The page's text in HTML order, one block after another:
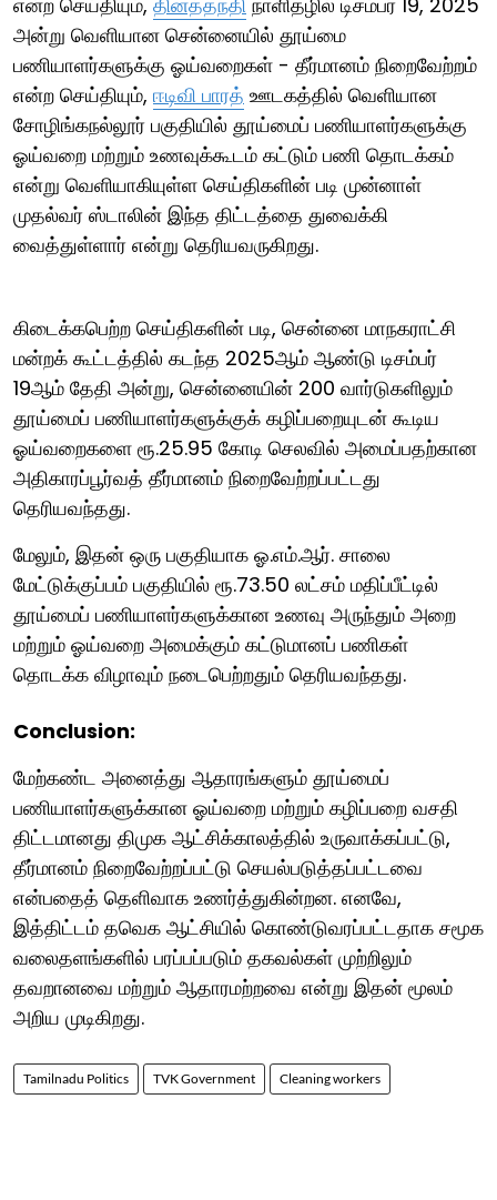
அன்று வெளியான சென்னையில் தூய்மை
பணியாளர்களுக்கு ஓய்வறைகள் - தீர்மானம் நிறைவேற்றம்
என்ற செய்தியும், ஈடிவி பாரத் ஊடகத்தில் வெளியான
சோழிங்கநல்லூர் பகுதியில் தூய்மைப் பணியாளர்களுக்கு
ஓய்வறை மற்றும் உணவுக்கூடம் கட்டும் பணி தொடக்கம்
என்று வெளியாகியுள்ள செய்திகளின் படி முன்னாள்
முதல்வர் ஸ்டாலின் இந்த திட்டத்தை துவைக்கி
வைத்துள்ளார் என்று தெரியவருகிறது.
கிடைக்கபெற்ற செய்திகளின் படி, சென்னை மாநகராட்சி
மன்றக் கூட்டத்தில் கடந்த 2025ஆம் ஆண்டு டிசம்பர்
19ஆம் தேதி அன்று, சென்னையின் 200 வார்டுகளிலும்
தூய்மைப் பணியாளர்களுக்குக் கழிப்பறையுடன் கூடிய
ஓய்வறைகளை ரூ.25.95 கோடி செலவில் அமைப்பதற்கான
அதிகாரப்பூர்வத் தீர்மானம் நிறைவேற்றப்பட்டது
தெரியவந்தது.
மேலும், இதன் ஒரு பகுதியாக ஓ.எம்.ஆர். சாலை
மேட்டுக்குப்பம் பகுதியில் ரூ.73.50 லட்சம் மதிப்பீட்டில்
தூய்மைப் பணியாளர்களுக்கான உணவு அருந்தும் அறை
மற்றும் ஓய்வறை அமைக்கும் கட்டுமானப் பணிகள்
தொடக்க விழாவும் நடைபெற்றதும் தெரியவந்தது.
Conclusion:
மேற்கண்ட அனைத்து ஆதாரங்களும் தூய்மைப்
பணியாளர்களுக்கான ஓய்வறை மற்றும் கழிப்பறை வசதி
திட்டமானது திமுக ஆட்சிக்காலத்தில் உருவாக்கப்பட்டு,
தீர்மானம் நிறைவேற்றப்பட்டு செயல்படுத்தப்பட்டவை
என்பதைத் தெளிவாக உணர்த்துகின்றன. எனவே,
இத்திட்டம் தவெக ஆட்சியில் கொண்டுவரப்பட்டதாக சமூக
வலைதளங்களில் பரப்பப்படும் தகவல்கள் முற்றிலும்
தவறானவை மற்றும் ஆதாரமற்றவை என்று இதன் மூலம்
அறிய முடிகிறது.
Tamilnadu Politics TVK Government Cleaning workers